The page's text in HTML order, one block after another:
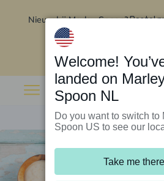
Nieuw bij Marley Spoon?Bestel
Welcome!
landed on
Spoon NL
Do you want to switch to
Spoon US to see our
Take me there